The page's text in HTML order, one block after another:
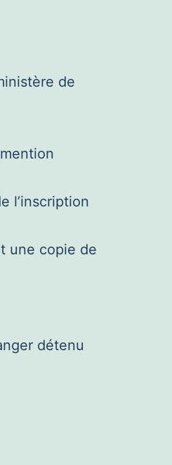
de
l’inscription
une copie de
détenu